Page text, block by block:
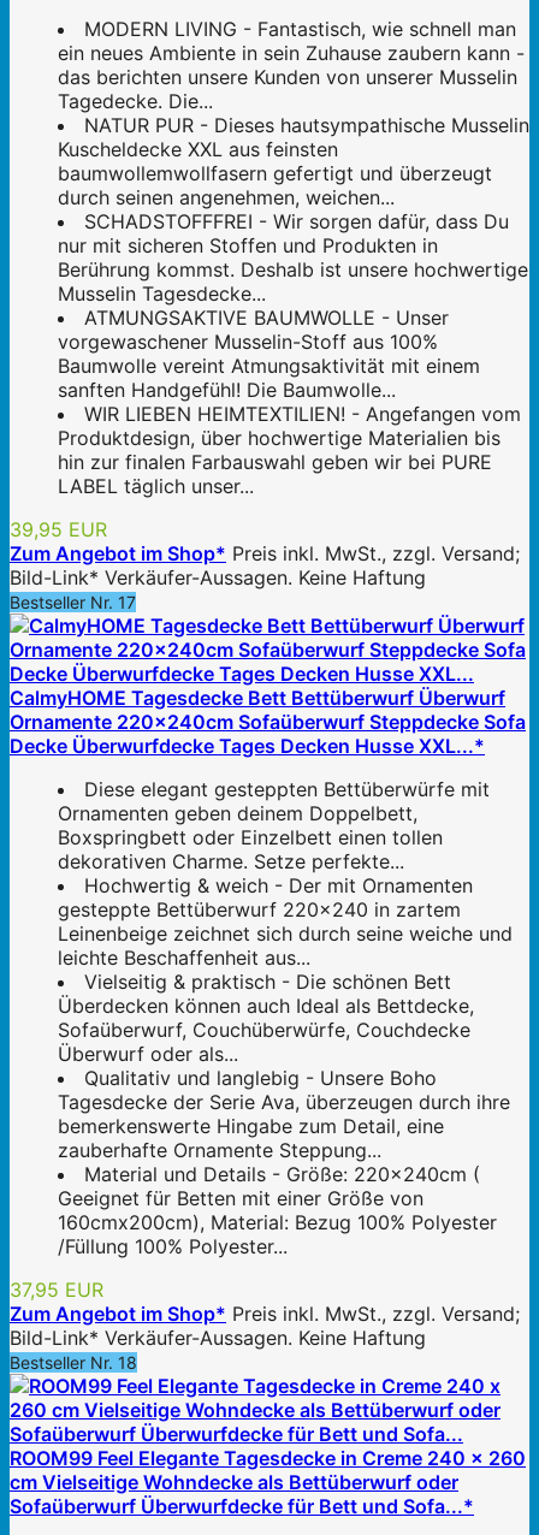
MODERN LIVING - Fantastisch, wie schnell man
ein neues Ambiente in sein Zuhause zaubern kann -
das berichten unsere Kunden von unserer Musselin
Tagedecke. Die...
NATUR PUR - Dieses hautsympathische Musselin
Kuscheldecke XXL aus feinsten
baumwollemwollfasern gefertigt und überzeugt
durch seinen angenehmen, weichen...
SCHADSTOFFFREI - Wir sorgen dafür, dass Du
nur mit sicheren Stoffen und Produkten in
Berührung kommst. Deshalb ist unsere hochwertige
Musselin Tagesdecke...
ATMUNGSAKTIVE BAUMWOLLE - Unser
vorgewaschener Musselin-Stoff aus 100%
Baumwolle vereint Atmungsaktivität mit einem
sanften Handgefühl! Die Baumwolle...
WIR LIEBEN HEIMTEXTILIEN! - Angefangen vom
Produktdesign, über hochwertige Materialien bis
hin zur finalen Farbauswahl geben wir bei PURE
LABEL täglich unser...
39,95 EUR
Zum Angebot im Shop* Preis inkl. MwSt., zzgl. Versand;
Bild-Link* Verkäufer-Aussagen. Keine Haftung
Bestseller Nr. 17
CalmyHOME Tagesdecke Bett Bettüberwurf Überwurf
Ornamente 220x240cm Sofaüberwurf Steppdecke Sofa
Decke Überwurfdecke Tages Decken Husse XXL...*
Diese elegant gesteppten Bettüberwürfe mit
Ornamenten geben deinem Doppelbett,
Boxspringbett oder Einzelbett einen tollen
dekorativen Charme. Setze perfekte...
Hochwertig & weich - Der mit Ornamenten
gesteppte Bettüberwurf 220x240 in zartem
Leinenbeige zeichnet sich durch seine weiche und
leichte Beschaffenheit aus...
Vielseitig & praktisch - Die schönen Bett
Überdecken können auch Ideal als Bettdecke,
Sofaüberwurf, Couchüberwürfe, Couchdecke
Überwurf oder als...
Qualitativ und langlebig - Unsere Boho
Tagesdecke der Serie Ava, überzeugen durch ihre
bemerkenswerte Hingabe zum Detail, eine
zauberhafte Ornamente Steppung...
Material und Details - Größe: 220x240cm (
Geeignet für Betten mit einer Größe von
160cmx200cm), Material: Bezug 100% Polyester
/Füllung 100% Polyester...
37,95 EUR
Zum Angebot im Shop* Preis inkl. MwSt., zzgl. Versand;
Bild-Link* Verkäufer-Aussagen. Keine Haftung
Bestseller Nr. 18
ROOM99 Feel Elegante Tagesdecke in Creme 240 x 260
cm Vielseitige Wohndecke als Bettüberwurf oder
Sofaüberwurf Überwurfdecke für Bett und Sofa...*